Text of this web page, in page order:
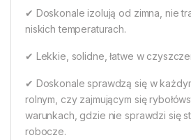
✔ Doskonale izolują od zimna, nie
niskich temperaturach.
✔ Lekkie, solidne, łatwe w
✔ Doskonale sprawdzą się w
rolnym, czy zajmującym się
warunkach, gdzie nie sprawdzi się
robocze.